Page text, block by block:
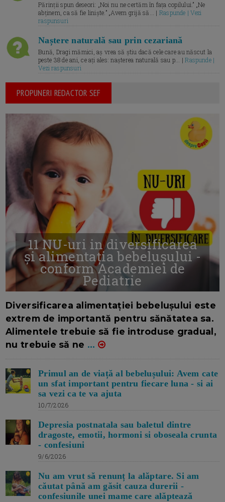
Părinții spun deseori: „Noi nu ne certăm în fața copilului.” „Ne
abținem, ca să fie liniște.” „Avem grijă să... | Raspunde | Vezi
raspunsuri
Naștere naturală sau prin cezariană
Bună, Dragi mămici, aș vrea să știu dacă cele care au născut la
peste 38 de ani, ce ați ales: nașterea naturală sau p... |Raspunde |
Vezi raspunsuri
PROPUNERI REDACTOR SEF
11 NU-uri in diversificarea
și alimentația bebelușului -
conform Academiei de
Pediatrie
Diversificarea alimentației bebelușului este
extrem de importantă pentru sănătatea sa.
Alimentele trebuie să fie introduse gradual,
nu trebuie să ne ...
Primul an de viață al bebelușului: Avem cate
un sfat important pentru fiecare luna - si ai
sa vezi ca te va ajuta
10/7/2026
Depresia postnatala sau baletul dintre
dragoste, emotii, hormoni si oboseala crunta
- confesiuni
9/6/2026
Nu am vrut să renunț la alăptare. Si am
căutat până am găsit cauza durerii -
confesiunile unei mame care alăptează